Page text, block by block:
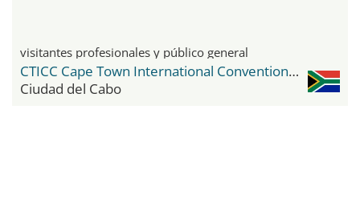
visitantes profesionales y público general
CTICC Cape Town International Convention Center
Ciudad del Cabo